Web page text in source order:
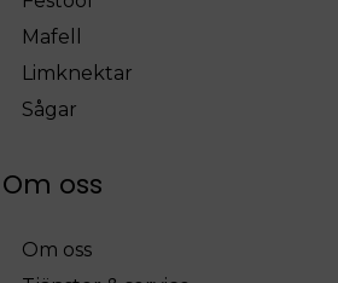
Mafell
Limknektar
Sågar
Om oss
Om oss